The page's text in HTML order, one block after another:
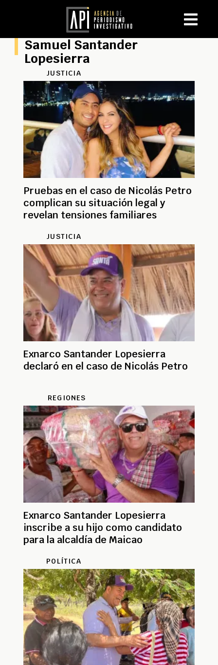
Samuel Santander
Lopesierra
JUSTICIA
Pruebas en el caso de Nicolás Petro
complican su situación legal y
revelan tensiones familiares
JUSTICIA
Exnarco Santander Lopesierra
declaró en el caso de Nicolás Petro
REGIONES
Exnarco Santander Lopesierra
inscribe a su hijo como candidato
para la alcaldía de Maicao
POLÍTICA